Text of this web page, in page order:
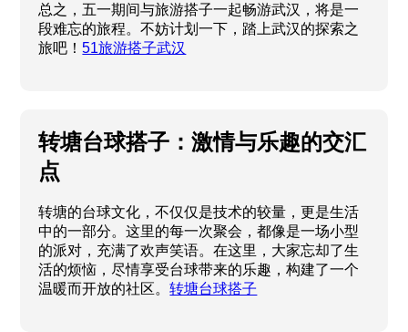
总之，五一期间与旅游搭子一起畅游武汉，将是一
段难忘的旅程。不妨计划一下，踏上武汉的探索之
旅吧！51旅游搭子武汉
转塘台球搭子：激情与乐趣的交汇
点
转塘的台球文化，不仅仅是技术的较量，更是生活
中的一部分。这里的每一次聚会，都像是一场小型
的派对，充满了欢声笑语。在这里，大家忘却了生
活的烦恼，尽情享受台球带来的乐趣，构建了一个
温暖而开放的社区。转塘台球搭子